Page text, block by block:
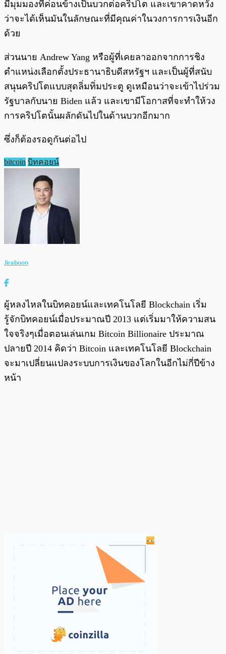
มีมุมมองที่ค่อนข้างเป็นบวกต่อคริปโต และเขาคาดหวัง
ว่าจะได้เห็นมันในลักษณะที่มีคุณค่าในวงการการเงินอีก
ด้วย
ส่วนนาย Andrew Yang หรือผู้ที่เคยลาออกจากการชิง
ตำแหน่งเลือกตั้งประธานาธิบดีสหรัฐฯ และเป็นผู้ที่สนับ
สนุนคริปโตแบบสุดลิ่มทิ่มประตู ดูเหมือนว่าจะเข้าไปร่วม
รัฐบาลกับนาย Biden แล้ว และเขามีโอกาสที่จะทำให้วง
การคริปโตนั้นผลักดันไปในด้านบวกอีกมาก
ซึ่งก็ต้องรอดูกันต่อไป
bitcoin บิทคอยน์
Jiraboon
ผู้หลงไหลในบิทคอยน์และเทคโนโลยี Blockchain เริ่ม
รู้จักบิทคอยน์เมื่อประมาณปี 2013 แต่เริ่มมาให้ความสน
ใจจริงๆเมื่อตอนเล่นเกม Bitcoin Billionaire ประมาณ
ปลายปี 2014 คิดว่า Bitcoin และเทคโนโลยี Blockchain
จะมาเปลี่ยนแปลงระบบการเงินของโลกในอีกไม่กี่ปีข้าง
หน้า